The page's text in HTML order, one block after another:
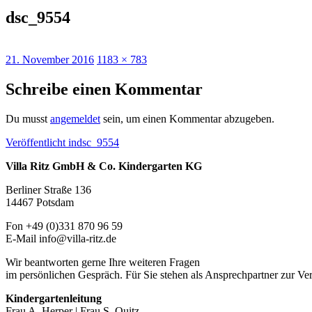
dsc_9554
Veröffentlicht
21. November 2016 Originalgröße
1183 × 783
Schreibe einen Kommentar
Du musst angemeldet sein, um einen Kommentar abzugeben.
Beitragsnavigation
Veröffentlicht indsc_9554
Villa Ritz GmbH & Co. Kindergarten KG
Berliner Straße 136
14467 Potsdam
Fon +49 (0)331 870 96 59
E-Mail info@villa-ritz.de
Wir beantworten gerne Ihre weiteren Fragen
im persönlichen Gespräch. Für Sie stehen als Ansprechpartner zur
Kindergartenleitung